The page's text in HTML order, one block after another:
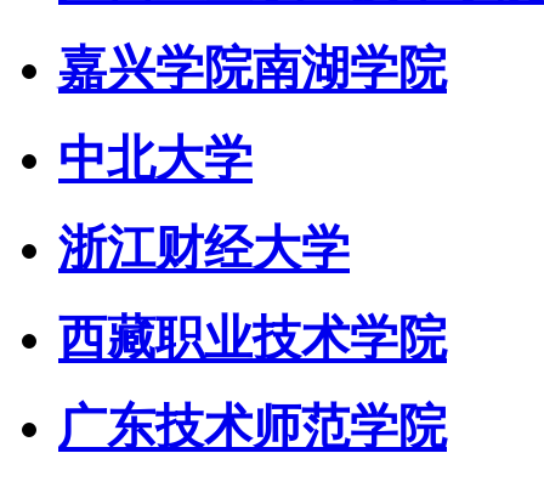
嘉兴学院南湖学院
中北大学
浙江财经大学
西藏职业技术学院
广东技术师范学院